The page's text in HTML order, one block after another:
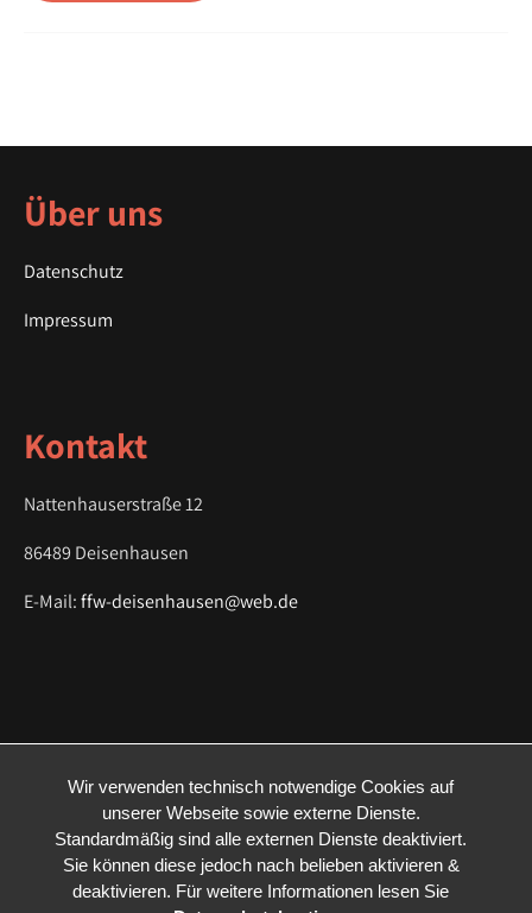
Über uns
Datenschutz
Impressum
Kontakt
Nattenhauserstraße 12
86489 Deisenhausen
E-Mail:ffw-deisenhausen@web.de
Wir verwenden technisch notwendige Cookies auf
unserer Webseite sowie externe Dienste.
Standardmäßig sind alle externen Dienste deaktiviert.
Sie können diese jedoch nach belieben aktivieren &
deaktivieren. Für weitere Informationen lesen Sie